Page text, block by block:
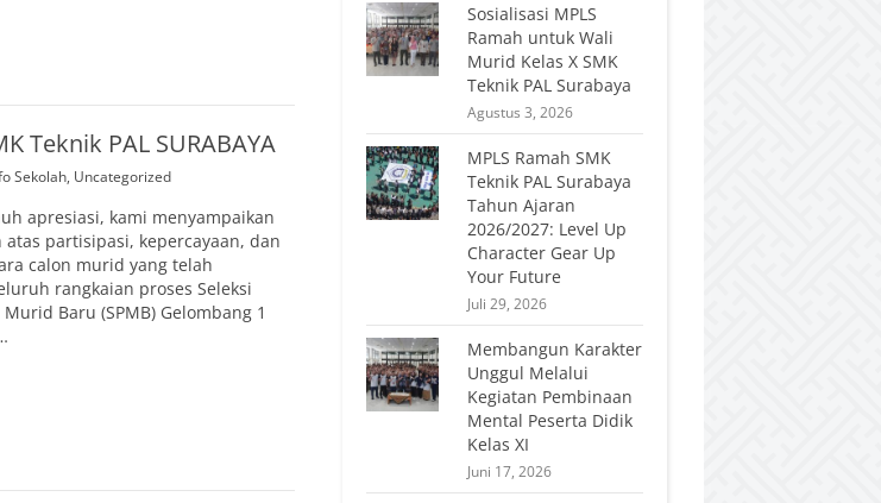
Teknik PAL SURABAYA
Sekolah, Uncategorized
apresiasi, kami menyampaikan
partisipasi, kepercayaan, dan
calon murid yang telah
rangkaian proses Seleksi
Baru (SPMB) Gelombang 1
Sosialisasi MPLS
Ramah untuk Wali
Murid Kelas X SMK
Teknik PAL Surabaya
Agustus 3, 2026
MPLS Ramah SMK
Teknik PAL Surabaya
Tahun Ajaran
2026/2027: Level Up
Character Gear Up
Your Future
Juli 29, 2026
Membangun Karakter
Unggul Melalui
Kegiatan Pembinaan
Mental Peserta Didik
Kelas XI
Juni 17, 2026